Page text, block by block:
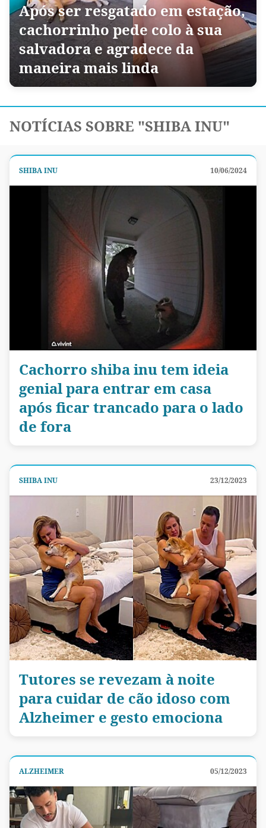
Após ser resgatado em estação,
cachorrinho pede colo à sua
salvadora e agradece da
maneira mais linda
NOTÍCIAS SOBRE "SHIBA INU"
SHIBA INU 10/06/2024
Cachorro shiba inu tem ideia
genial para entrar em casa
após ficar trancado para o lado
de fora
SHIBA INU 23/12/2023
Tutores se revezam à noite
para cuidar de cão idoso com
Alzheimer e gesto emociona
ALZHEIMER 05/12/2023